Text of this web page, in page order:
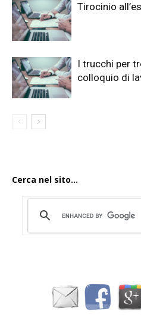
Tirocinio
I trucchi per
colloquio di
Cerca nel sito...